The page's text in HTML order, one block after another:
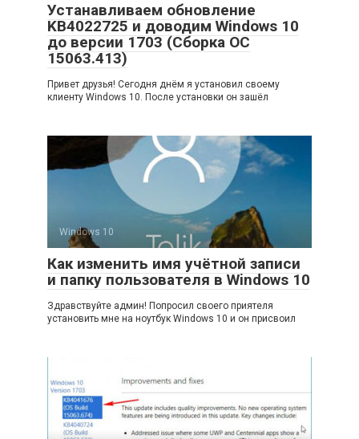
Устанавливаем обновление
KB4022725 и доводим Windows 10
до версии 1703 (Сборка ОС
15063.413)
Привет друзья! Сегодня днём я установил своему
клиенту Windows 10. После установки он зашёл
Windows 10
Как изменить имя учётной записи
и папку пользователя в Windows 10
Здравствуйте админ! Попросил своего приятеля
установить мне на ноутбук Windows 10 и он присвоил